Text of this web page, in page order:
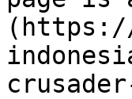
(https://